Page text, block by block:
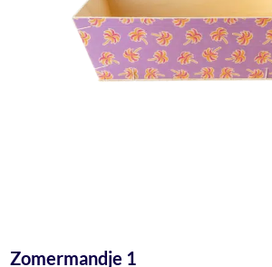
Zomermandje 1